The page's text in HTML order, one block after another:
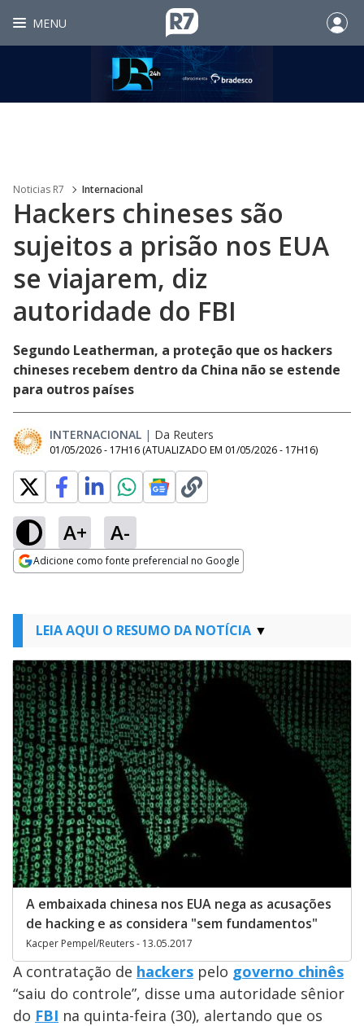
MENU
Noticias R7 Internacional
Hackers chineses são
sujeitos a prisão nos EUA
se viajarem, diz
autoridade do FBI
Segundo Leatherman, a proteção que os hackers
chineses recebem dentro da China não se estende
para outros países
INTERNACIONAL | Da Reuters
01/05/2026 - 17H16 (ATUALIZADO EM 01/05/2026 - 17H16)
A+ A-
Adicione como fonte preferencial no Google
LEIA AQUI O RESUMO DA NOTÍCIA
A embaixada chinesa nos EUA nega as acusações
de hacking e as considera "sem fundamentos"
Kacper Pempel/Reuters - 13.05.2017
A contratação de hackers pelo governo chinês
“saiu do controle”, disse uma autoridade sênior
do FBI na quinta-feira (30), alertando que os